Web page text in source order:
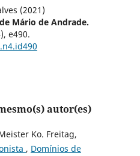
(2021)
Mário de Andrade.
e490.
Linguística.
autor(es)
Ko. Freitag,
, Domínios de